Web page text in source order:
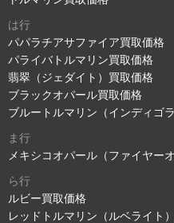
は行
パパラチアサファイア買取価格
パライバトルマリン買取価格
翡翠（ジェダイト）買取価格
ブラックオパール買取価格
ブルートルマリン（インディゴ
ま行
メキシコオパール（ファイヤー
ら行
ルビー買取価格
レッドトルマリン（ルベライト